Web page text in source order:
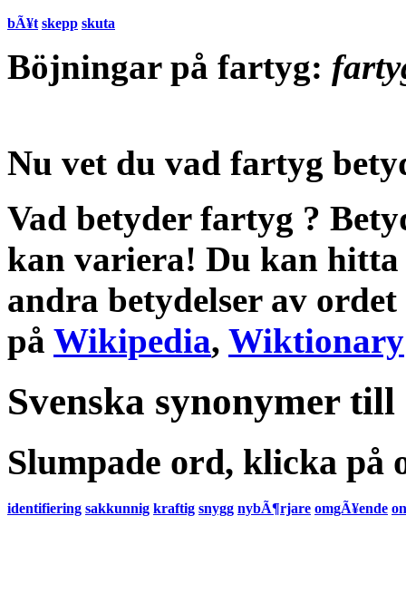
bÃ¥t skepp skuta
Böjningar på fartyg:
Nu vet du vad fartyg
Vad betyder fartyg ?
kan variera! Du kan
andra betydelserav ordet
på Wikipedia, Wiktionary
Svenska synonymer
Slumpade ord, klicka på
identifiering sakkunnig kraftig snygg nybÃ¶rjare omgÃ¥ende